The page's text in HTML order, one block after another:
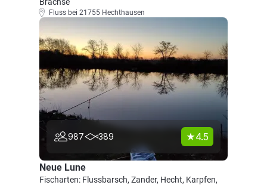
Fluss bei 21755 Hechthausen
987 389 4.5
Neue Lune
Fischarten: Flussbarsch, Zander, Hecht, Karpfen,